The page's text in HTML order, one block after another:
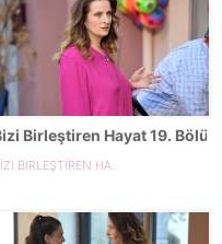
Birleştiren Hayat 19.
BİZİ BİRLEŞTİREN HAYAT